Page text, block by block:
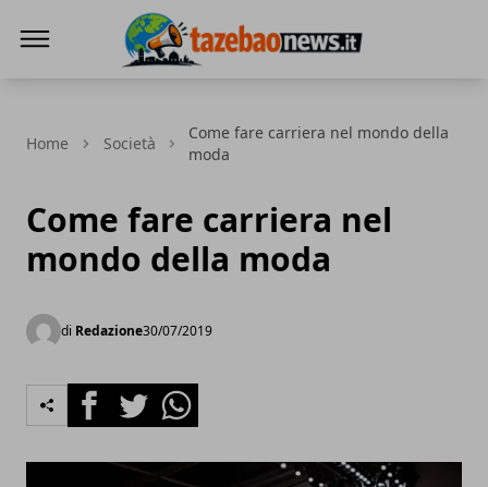
Home Società
Come fare carriera nel mondo della
moda
Come fare carriera nel
mondo della moda
di Redazione30/07/2019
FacebookTwitterWhatsapp